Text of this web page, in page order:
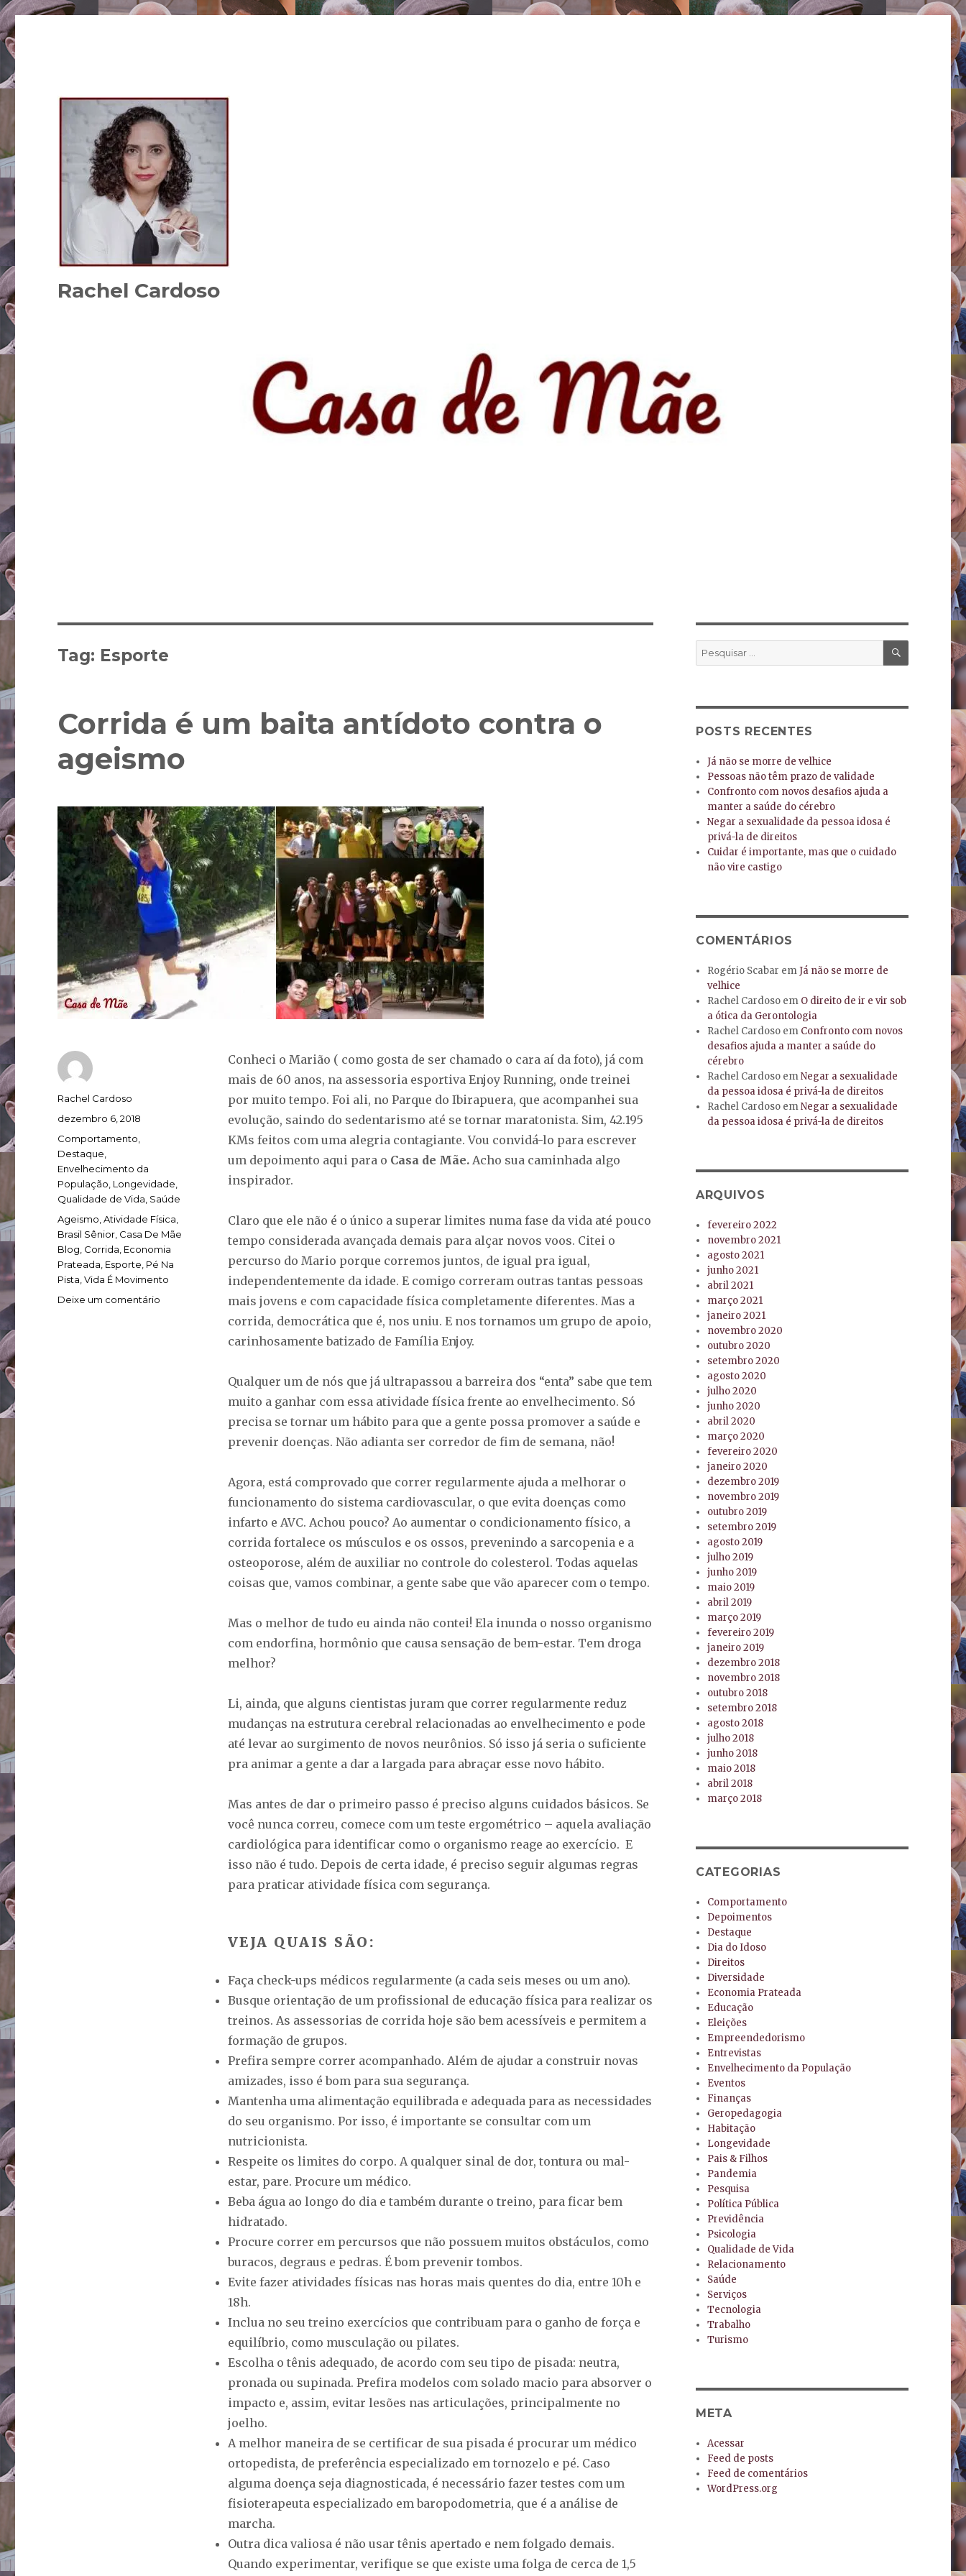
Rachel Cardoso
Tag: Esporte
Corrida é um baita antídoto contra o
ageismo
Conheci o Marião ( como gosta de ser chamado o cara aí da foto), já com
mais de 60 anos, na assessoria esportiva Enjoy Running, onde treinei
por muito tempo. Foi ali, no Parque do Ibirapuera, que acompanhei sua
evolução, saindo do sedentarismo até se tornar maratonista. Sim, 42.195
KMs feitos com uma alegria contagiante. Vou convidá-lo para escrever
um depoimento aqui para o Casa de Mãe. Acho sua caminhada algo
inspirador.
Claro que ele não é o único a superar limites numa fase da vida até pouco
tempo considerada avançada demais para alçar novos voos. Citei o
percurso do Mario porque corremos juntos, de igual pra igual,
independentemente da idade. E comigo correram outras tantas pessoas
mais jovens e com capacidade física completamente diferentes. Mas a
corrida, democrática que é, nos uniu. E nos tornamos um grupo de apoio,
carinhosamente batizado de Família Enjoy.
Qualquer um de nós que já ultrapassou a barreira dos “enta” sabe que tem
muito a ganhar com essa atividade física frente ao envelhecimento. Só
precisa se tornar um hábito para que a gente possa promover a saúde e
prevenir doenças. Não adianta ser corredor de fim de semana, não!
Agora, está comprovado que correr regularmente ajuda a melhorar o
funcionamento do sistema cardiovascular, o que evita doenças como
infarto e AVC. Achou pouco? Ao aumentar o condicionamento físico, a
corrida fortalece os músculos e os ossos, prevenindo a sarcopenia e a
osteoporose, além de auxiliar no controle do colesterol. Todas aquelas
coisas que, vamos combinar, a gente sabe que vão aparecer com o tempo.
Mas o melhor de tudo eu ainda não contei! Ela inunda o nosso organismo
com endorfina, hormônio que causa sensação de bem-estar. Tem droga
melhor?
Li, ainda, que alguns cientistas juram que correr regularmente reduz
mudanças na estrutura cerebral relacionadas ao envelhecimento e pode
até levar ao surgimento de novos neurônios. Só isso já seria o suficiente
pra animar a gente a dar a largada para abraçar esse novo hábito.
Mas antes de dar o primeiro passo é preciso alguns cuidados básicos. Se
você nunca correu, comece com um teste ergométrico – aquela avaliação
cardiológica para identificar como o organismo reage ao exercício. E
isso não é tudo. Depois de certa idade, é preciso seguir algumas regras
para praticar atividade física com segurança.
VEJA QUAIS SÃO:
Faça check-ups médicos regularmente (a cada seis meses ou um ano).
Busque orientação de um profissional de educação física para realizar os
treinos. As assessorias de corrida hoje são bem acessíveis e permitem a
formação de grupos.
Prefira sempre correr acompanhado. Além de ajudar a construir novas
amizades, isso é bom para sua segurança.
Mantenha uma alimentação equilibrada e adequada para as necessidades
do seu organismo. Por isso, é importante se consultar com um
nutricionista.
Respeite os limites do corpo. A qualquer sinal de dor, tontura ou mal-
estar, pare. Procure um médico.
Beba água ao longo do dia e também durante o treino, para ficar bem
hidratado.
Procure correr em percursos que não possuem muitos obstáculos, como
buracos, degraus e pedras. É bom prevenir tombos.
Evite fazer atividades físicas nas horas mais quentes do dia, entre 10h e
18h.
Inclua no seu treino exercícios que contribuam para o ganho de força e
equilíbrio, como musculação ou pilates.
Escolha o tênis adequado, de acordo com seu tipo de pisada: neutra,
pronada ou supinada. Prefira modelos com solado macio para absorver o
impacto e, assim, evitar lesões nas articulações, principalmente no
joelho.
A melhor maneira de se certificar de sua pisada é procurar um médico
ortopedista, de preferência especializado em tornozelo e pé. Caso
alguma doença seja diagnosticada, é necessário fazer testes com um
fisioterapeuta especializado em baropodometria, que é a análise de
marcha.
Outra dica valiosa é não usar tênis apertado e nem folgado demais.
Quando experimentar, verifique se que existe uma folga de cerca de 1,5
Autor
Rachel Cardoso
Publicado
dezembro 6, 2018
Categorias
Comportamento
Destaque
Envelhecimento da
População Longevidade
Qualidade de Vida Saúde
Tags
Ageismo ,Atividade Física
Brasil Sênior Casa De Mãe
Blog Corrida Economia
Prateada Esporte Pé Na
Pista ,Vida É Movimento
Deixe um comentário
Pesquisar
por:
POSTS RECENTES
Já não se morre de velhice
Pessoas não têm prazo de validade
Confronto com novos desafios ajuda a
manter a saúde do cérebro
Negar a sexualidade da pessoa idosa é
privá-la de direitos
Cuidar é importante, mas que o cuidado
não vire castigo
COMENTÁRIOS
Rogério Scabar emJá não se morre de
velhice
Rachel Cardoso em O direito de ir e vir sob
a ótica da Gerontologia
Rachel Cardoso em Confronto com novos
desafios ajuda a manter a saúde do
cérebro
Rachel Cardoso emNegar a sexualidade
da pessoa idosa é privá-la de direitos
Rachel Cardoso emNegar a sexualidade
da pessoa idosa é privá-la de direitos
ARQUIVOS
fevereiro 2022
novembro 2021
agosto 2021
junho 2021
abril 2021
março 2021
janeiro 2021
novembro 2020
outubro 2020
setembro 2020
agosto 2020
julho 2020
junho 2020
abril 2020
março 2020
fevereiro 2020
janeiro 2020
dezembro 2019
novembro 2019
outubro 2019
setembro 2019
agosto 2019
julho 2019
junho 2019
maio 2019
abril 2019
março 2019
fevereiro 2019
janeiro 2019
dezembro 2018
novembro 2018
outubro 2018
setembro 2018
agosto 2018
julho 2018
junho 2018
maio 2018
abril 2018
março 2018
CATEGORIAS
Comportamento
Depoimentos
Destaque
Dia do Idoso
Direitos
Diversidade
Economia Prateada
Educação
Eleições
Empreendedorismo
Entrevistas
Envelhecimento da População
Eventos
Finanças
Geropedagogia
Habitação
Longevidade
Pais & Filhos
Pandemia
Pesquisa
Política Pública
Previdência
Psicologia
Qualidade de Vida
Relacionamento
Saúde
Serviços
Tecnologia
Trabalho
Turismo
META
Acessar
Feed de posts
Feed de comentários
WordPress.org